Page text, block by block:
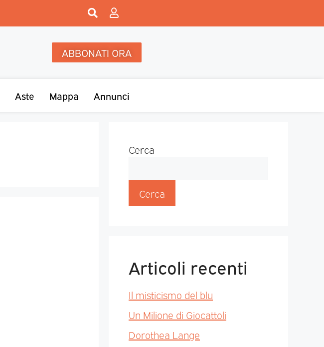
ABBONATI ORA
Aste Mappa Annunci
Cerca
Cerca
Articoli recenti
Il misticismo del blu
Un Milione di Giocattoli
Dorothea Lange